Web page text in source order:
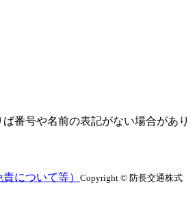
番号や名前の表記がない場合があり
について等） Copyright © 防長交通株式